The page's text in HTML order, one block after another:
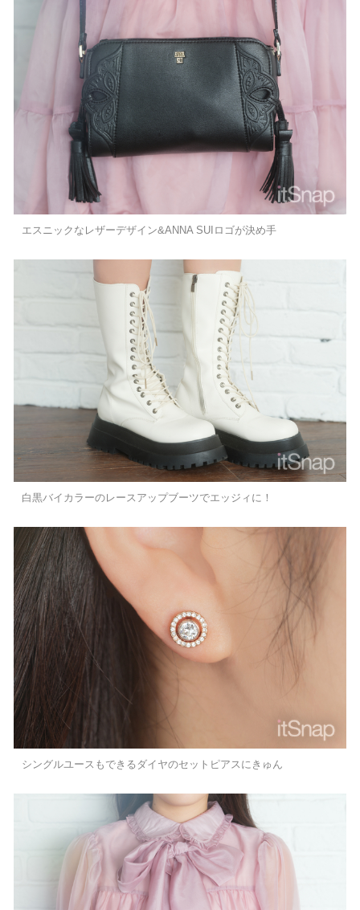
エスニックなレザーデザイン&ANNA SUIロゴが決め手
白黒バイカラーのレースアップブーツでエッジィに！
シングルユースもできるダイヤのセットピアスにきゅん